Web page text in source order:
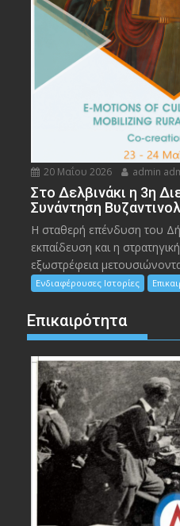
20 Μαΐου 2026 admin
Στο Δελβινάκι η 3η
Συνάντηση
Η σταθερή επένδυση του
εκπαίδευση και η
εξωστρέφεια
Ενδιαφέρουσες Ιστορίες
Επικαιρότητα